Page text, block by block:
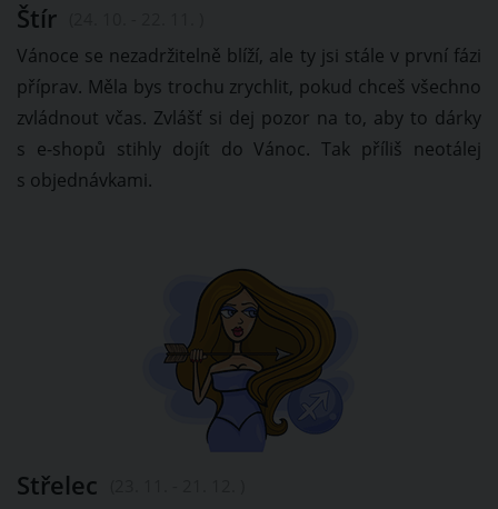
Štír
Vánoce se nezadržitelně blíží, ale ty jsi stále v první fázi
příprav. Měla bys trochu zrychlit, pokud chceš všechno
zvládnout včas. Zvlášť si dej pozor na to, aby to dárky
s e-shopů stihly dojít do Vánoc. Tak příliš neotálej
s objednávkami.
Střelec